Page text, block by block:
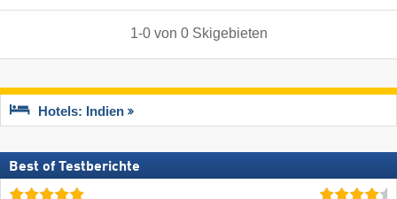
1-0von 0 Skigebieten
Hotels: Indien
Best of Testberichte